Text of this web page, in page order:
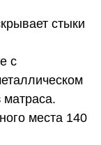
стыки
с
матраса.
места 140